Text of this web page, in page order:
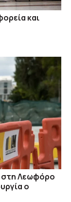
και
Λεωφόρο
ο